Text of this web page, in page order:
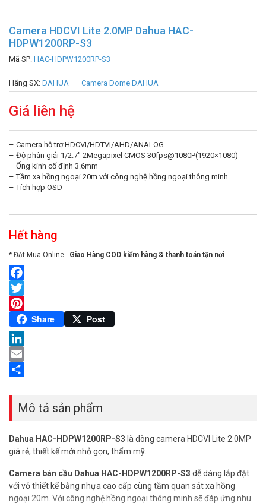
Camera HDCVI Lite 2.0MP Dahua HAC-
HDPW1200RP-S3
Mã SP: HAC-HDPW1200RP-S3
Hãng SX: DAHUA Camera Dome DAHUA
Giá liên hệ
– Camera hỗ trợ HDCVI/HDTVI/AHD/ANALOG
– Độ phân giải 1/2.7″ 2Megapixel CMOS 30fps@1080P(1920×1080)
– Ống kính cố định 3.6mm
– Tầm xa hồng ngoại 20m với công nghệ hồng ngoại thông minh
– Tích hợp OSD
Hết hàng
* Đặt Mua Online - Giao Hàng COD kiểm hàng & thanh toán tận nơi
Facebook
Twitter
Pinterest
Share Post
LinkedIn
Email
Mô tả sản phẩm
Dahua HAC-HDPW1200RP-S3 là dòng camera HDCVI Lite 2.0MP
giá rẻ, thiết kế mới nhỏ gọn, thẩm mỹ.
Camera bán cầu Dahua HAC-HDPW1200RP-S3 dễ dàng lắp đặt
với vỏ thiết kế bằng nhựa cao cấp cùng tầm quan sát xa hồng
ngoại 20m. Với công nghệ hồng ngoại thông minh sẽ đáp ứng nhu